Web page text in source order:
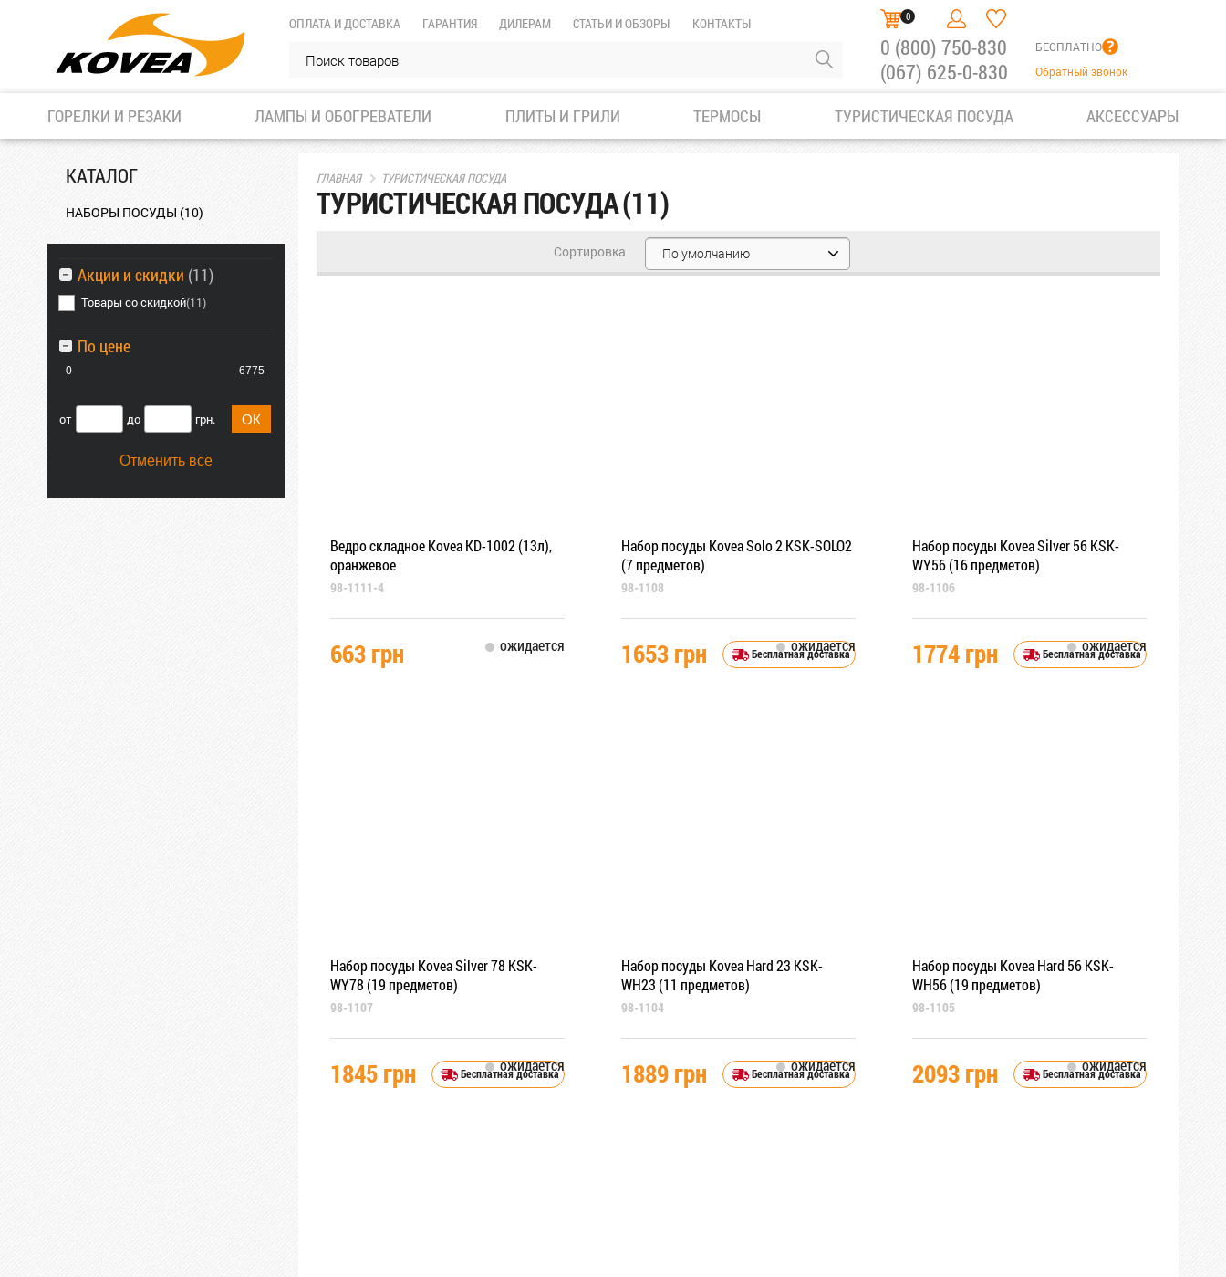
ОПЛАТА И ДОСТАВКА ГАРАНТИЯ ДИЛЕРАМ СТАТЬИ И ОБЗОРЫ КОНТАКТЫ 0
0 (800) 750-830
(067) 625-0-830
БЕСПЛАТНО
Обратный звонок
ГОРЕЛКИ И РЕЗАКИ ЛАМПЫ И ОБОГРЕВАТЕЛИ ПЛИТЫ И ГРИЛИ ТЕРМОСЫ ТУРИСТИЧЕСКАЯ ПОСУДА АКСЕССУАРЫ
КАТАЛОГ
НАБОРЫ ПОСУДЫ (10)
Акции и скидки (11)
Товары со скидкой(11)
По цене
0 6775
от до грн.
Отменить все
ГЛАВНАЯ ТУРИСТИЧЕСКАЯ ПОСУДА
ТУРИСТИЧЕСКАЯ ПОСУДА(11)
Сортировка По умолчанию
Ведро складное Kovea KD-1002 (13л),
оранжевое
98-1111-4
663 грн ожидается
Набор посуды Kovea Solo 2 KSK-SOLO2
(7 предметов)
98-1108
1653 грн ожидается
Бесплатная доставка
Набор посуды Kovea Silver 56 KSK-
WY56 (16 предметов)
98-1106
1774 грн ожидается
Бесплатная доставка
Набор посуды Kovea Silver 78 KSK-
WY78 (19 предметов)
98-1107
1845 грн ожидается
Бесплатная доставка
Набор посуды Kovea Hard 23 KSK-
WH23 (11 предметов)
98-1104
1889 грн ожидается
Бесплатная доставка
Набор посуды Kovea Hard 56 KSK-
WH56 (19 предметов)
98-1105
2093 грн ожидается
Бесплатная доставка